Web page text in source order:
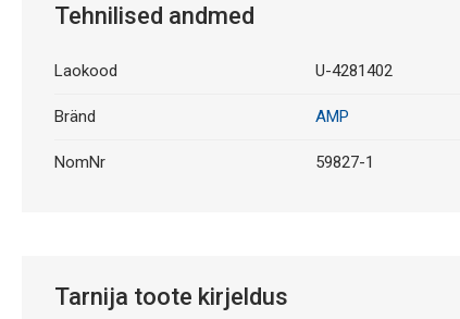
Tehnilised andmed
Laokood U-4281402
Bränd AMP
NomNr 59827-1
Tarnija toote kirjeldus